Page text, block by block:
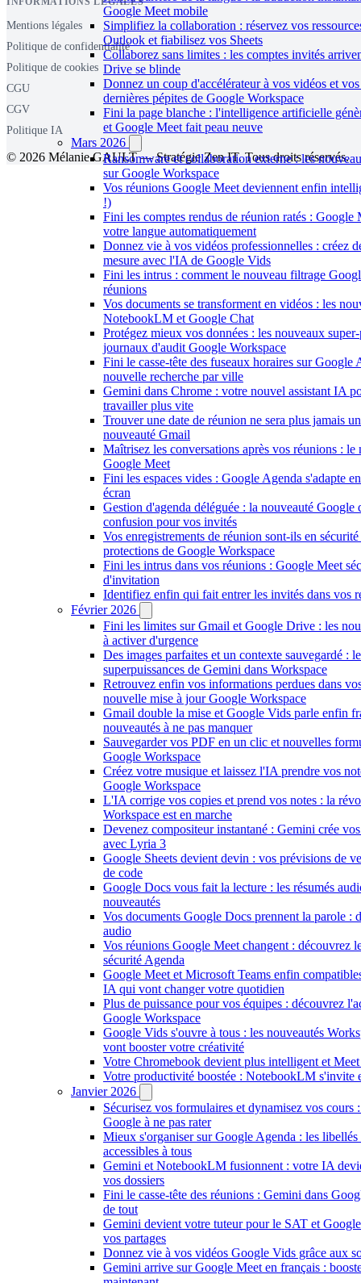
Google Meet mobile
Simplifiez la collaboration : réservez vos
Outlook et fiabilisez vos Sheets
Collaborez sans limites : les comptes invités
Drive se blinde
Donnez un coup d'accélérateur à vos vidéos et
dernières pépites de Google Workspace
Fini la page blanche : l'intelligence artificielle
et Google Meet fait peau neuve
Mars 2026
Ransomware et collaboration externe : les
sur Google Workspace
Vos réunions Google Meet deviennent enfin
!)
Fini les comptes rendus de réunion ratés : Google
votre langue automatiquement
Donnez vie à vos vidéos professionnelles : créez
mesure avec l'IA de Google Vids
Fini les intrus : comment le nouveau filtrage
réunions
Vos documents se transforment en vidéos : les
NotebookLM et Google Chat
Protégez mieux vos données : les nouveaux
journaux d'audit Google Workspace
Fini le casse-tête des fuseaux horaires sur Google
nouvelle recherche par ville
Gemini dans Chrome : votre nouvel assistant IA
travailler plus vite
Trouver une date de réunion ne sera plus jamais
nouveauté Gmail
Maîtrisez les conversations après vos réunions : le
Google Meet
Fini les espaces vides : Google Agenda s'adapte
écran
Gestion d'agenda déléguée : la nouveauté Google
confusion pour vos invités
Vos enregistrements de réunion sont-ils en
protections de Google Workspace
Fini les intrus dans vos réunions : Google Meet
d'invitation
Identifiez enfin qui fait entrer les invités dans vos
Février 2026
Fini les limites sur Gmail et Google Drive : les
à activer d'urgence
Des images parfaites et un contexte sauvegardé :
superpuissances de Gemini dans Workspace
Retrouvez enfin vos informations perdues dans
nouvelle mise à jour Google Workspace
Gmail double la mise et Google Vids parle enfin
nouveautés à ne pas manquer
Sauvegarder vos PDF en un clic et nouvelles
Google Workspace
Créez votre musique et laissez l'IA prendre vos
Google Workspace
L'IA corrige vos copies et prend vos notes : la
Workspace est en marche
Devenez compositeur instantané : Gemini crée
avec Lyria 3
Google Sheets devient devin : vos prévisions de
de code
Google Docs vous fait la lecture : les résumés
nouveautés
Vos documents Google Docs prennent la parole :
audio
Vos réunions Google Meet changent : découvrez
sécurité Agenda
Google Meet et Microsoft Teams enfin
IA qui vont changer votre quotidien
Plus de puissance pour vos équipes : découvrez
Google Workspace
Google Vids s'ouvre à tous : les nouveautés
vont booster votre créativité
Votre Chromebook devient plus intelligent et
Votre productivité boostée : NotebookLM s'invite
Janvier 2026
Sécurisez vos formulaires et dynamisez vos cours
Google à ne pas rater
Mieux s'organiser sur Google Agenda : les
accessibles à tous
Gemini et NotebookLM fusionnent : votre IA
vos dossiers
Fini le casse-tête des réunions : Gemini dans
de tout
Gemini devient votre tuteur pour le SAT et
vos partages
Donnez vie à vos vidéos Google Vids grâce aux
Gemini arrive sur Google Meet en français :
Mentions légales
Politique de confidentialité
Politique de cookies
CGU
CGV
Politique IA
© 2026 Mélanie GAULT — Stratégie Zen IT. Tous droits réservés.